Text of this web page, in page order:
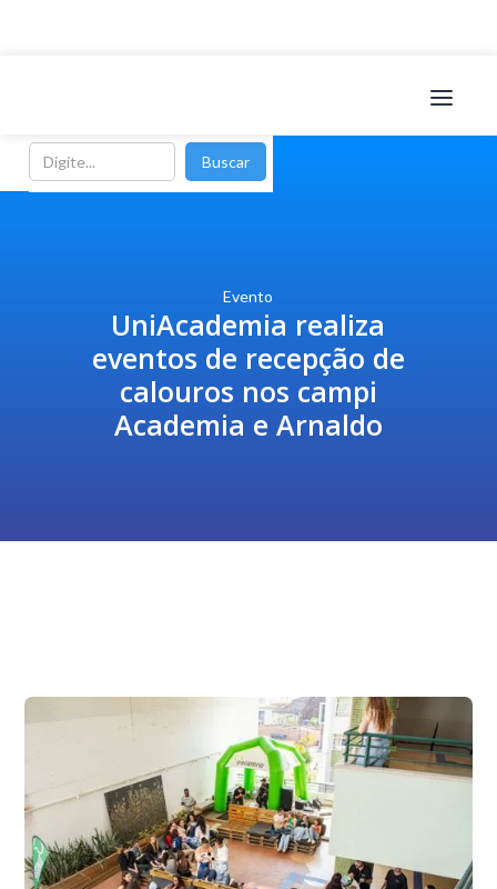
Evento
UniAcademia realiza
eventos de recepção de
calouros nos campi
Academia e Arnaldo